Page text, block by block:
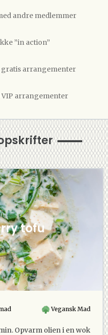
andre medlemmer
”in action”
gratis arrangementer
VIP arrangementer
tofu
Vegansk Mad
Opvarm olien i en wok